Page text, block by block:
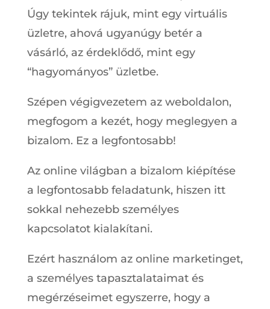
Úgy tekintek rájuk, mint egy virtuális
üzletre, ahová ugyanúgy betér a
vásárló, az érdeklődő, mint egy
“hagyományos” üzletbe.
Szépen végigvezetem az weboldalon,
megfogom a kezét, hogy meglegyen a
bizalom. Ez a legfontosabb!
Az online világban a bizalom kiépítése
a legfontosabb feladatunk, hiszen itt
sokkal nehezebb személyes
kapcsolatot kialakítani.
Ezért használom az online marketinget,
a személyes tapasztalataimat és
megérzéseimet egyszerre, hogy a